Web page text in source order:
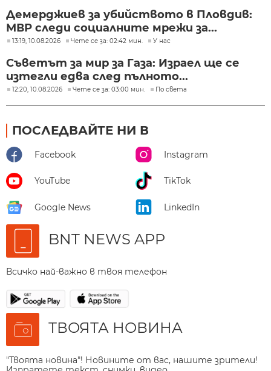
Демерджиев за убийството в Пловдив:
МВР следи социалните мрежи за...
13:19, 10.08.2026 Чете се за: 02:42 мин. У нас
Съветът за мир за Газа: Израел ще се
изтегли едва след пълното...
12:20, 10.08.2026 Чете се за: 03:00 мин. По света
ПОСЛЕДВАЙТЕ НИ В
Facebook Instagram
YouTube TikTok
Google News LinkedIn
BNT NEWS APP
Всичко най-важно в твоя телефон
ТВОЯТА НОВИНА
"Твоята новина"! Новините от вас, нашите зрители!